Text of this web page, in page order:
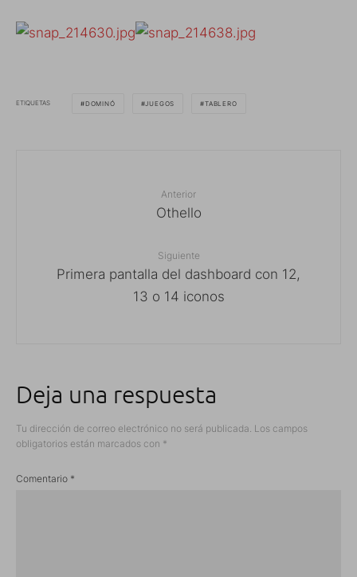
ETIQUETAS DOMINÓ JUEGOS TABLERO
Anterior
Othello
Siguiente
Primera pantalla del dashboard con 12,
13 o 14 iconos
Deja una respuesta
Tu dirección de correo electrónico no será publicada. Los campos
obligatorios están marcados con *
Comentario *